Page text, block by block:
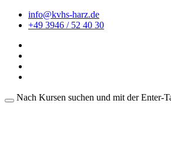
info@kvhs-harz.de
+49 3946 / 52 40 30
Nach Kursen suchen und mit der Enter-